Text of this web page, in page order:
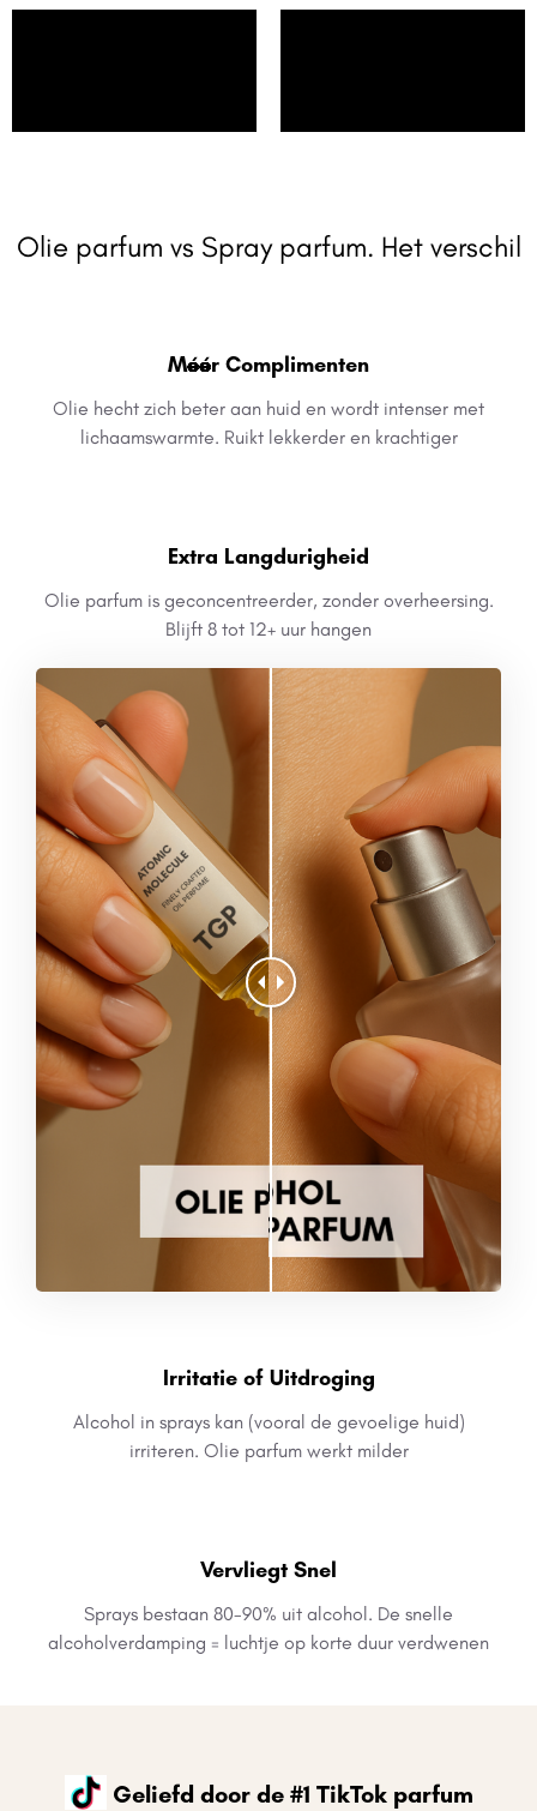
Olie parfum vs Spray parfum. Het verschil
Méér Complimenten
Olie hecht zich beter aan huid en wordt intenser met
lichaamswarmte. Ruikt lekkerder en krachtiger
Extra Langdurigheid
Olie parfum is geconcentreerder, zonder overheersing.
Blijft 8 tot 12+ uur hangen
Irritatie of Uitdroging
Alcohol in sprays kan (vooral de gevoelige huid)
irriteren. Olie parfum werkt milder
Vervliegt Snel
Sprays bestaan 80-90% uit alcohol. De snelle
alcoholverdamping = luchtje op korte duur verdwenen
Geliefd door de #1 TikTok parfum